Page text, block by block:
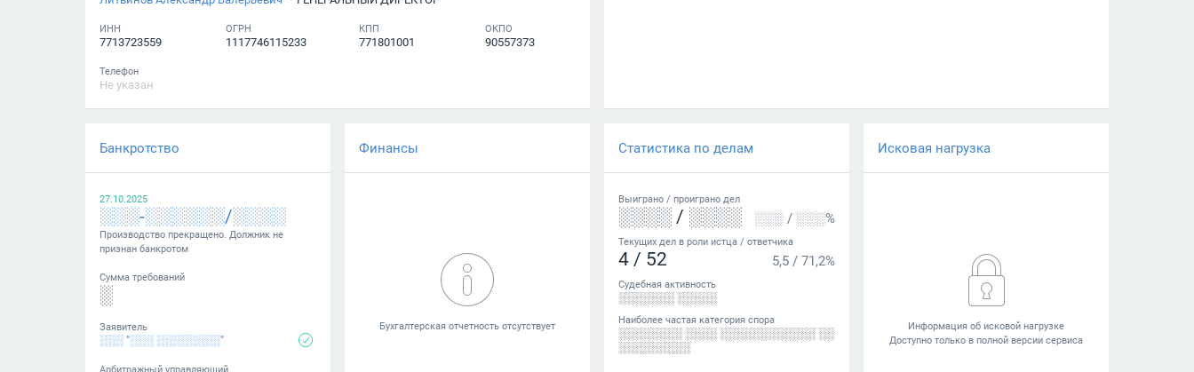
ИНН
7713723559
ОГРН
1117746115233
КПП
771801001
ОКПО
90557373
Телефон
Не указан
Банкротство
27.10.2025
░░░-░░░░░░/░░░░
Производство прекращено. Должник не
признан банкротом
Сумма требований
░
Заявитель
░░░ "░░░ ░░░░░░░░"
Арбитражный управляющий
Финансы Статистика по делам
Выиграно / проиграно дел
░░░░ / ░░░░ ░░░ / ░░░%
Текущих дел в роли истца / ответчика
4 / 52 5,5 / 71,2%
Судебная активность
░░░░░░░ ░░░░░
Наиболее частая категория спора
░░░░░░░░ ░░░░ ░░░░░░░░░░░░ ░░
░░░░░░░░░
Исковая нагрузка